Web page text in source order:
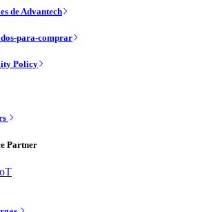
de Advantech
para-comprar
Policy
Partner